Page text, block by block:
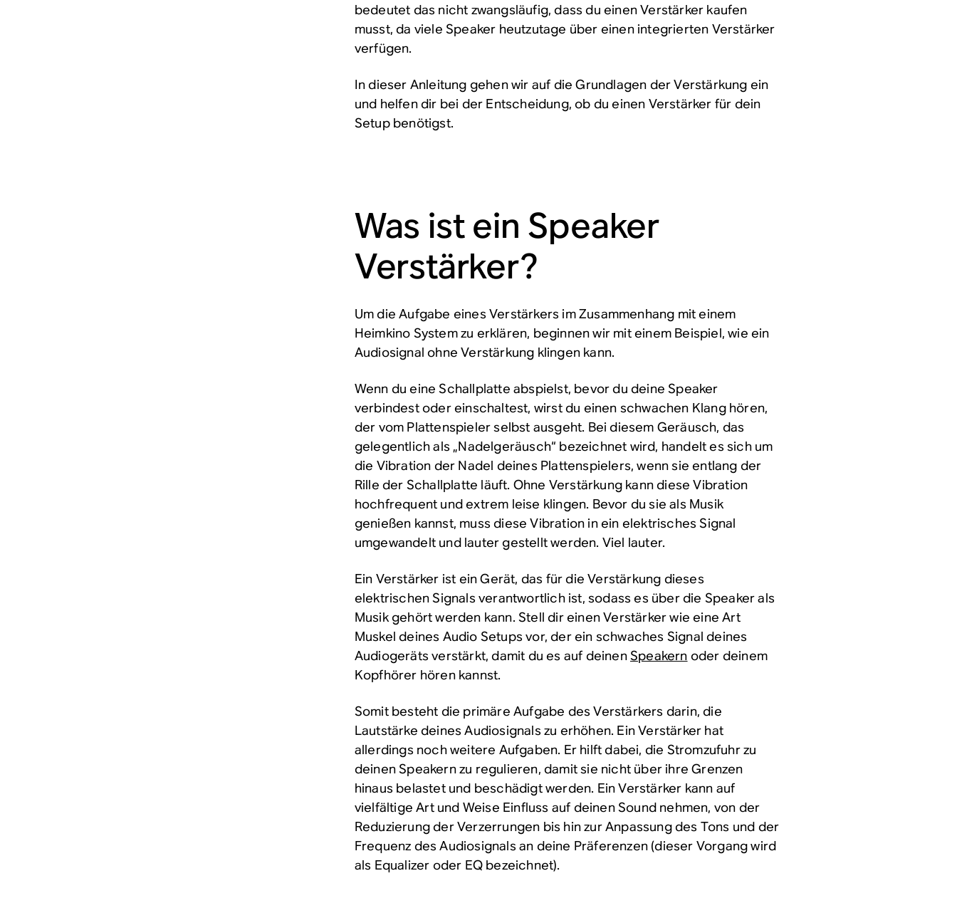
bedeutet das nicht zwangsläufig, dass du einen Verstärker kaufen
musst, da viele Speaker heutzutage über einen integrierten Verstärker
verfügen.
In dieser Anleitung gehen wir auf die Grundlagen der Verstärkung ein
und helfen dir bei der Entscheidung, ob du einen Verstärker für dein
Setup benötigst.
Was ist ein Speaker
Verstärker?
Um die Aufgabe eines Verstärkers im Zusammenhang mit einem
Heimkino System zu erklären, beginnen wir mit einem Beispiel, wie ein
Audiosignalohne Verstärkung klingen kann.
Wenn du eine Schallplatte abspielst, bevor du deine Speaker
verbindest oder einschaltest, wirst du einen schwachen Klang hören,
der vom Plattenspieler selbst ausgeht. Bei diesem Geräusch, das
gelegentlich als „Nadelgeräusch“ bezeichnet wird, handelt es sich um
die Vibration der Nadel deines Plattenspielers, wenn sie entlang der
Rille der Schallplatte läuft. Ohne Verstärkung kann diese Vibration
hochfrequent und extrem leise klingen. Bevor du sie als Musik
genießen kannst, muss diese Vibration in ein elektrisches Signal
umgewandelt und lauter gestellt werden. Viel lauter.
Ein Verstärker ist ein Gerät, das für dieVerstärkung dieses
elektrischen Signals verantwortlich ist, sodass es über die Speaker als
Musik gehört werden kann. Stell dir einen Verstärker wie eine Art
Muskel deines Audio Setups vor, der ein schwaches Signal deines
Audiogeräts verstärkt, damit du es auf deinenSpeakern oder deinem
Kopfhörer hören kannst.
Somit besteht die primäre Aufgabe des Verstärkers darin, die
Lautstärke deines Audiosignals zu erhöhen. Ein Verstärker hat
allerdings noch weitere Aufgaben. Er hilft dabei, die Stromzufuhr zu
deinen Speakern zu regulieren, damit sie nicht über ihre Grenzen
hinaus belastet und beschädigt werden. Ein Verstärker kann auf
vielfältige Art und Weise Einfluss auf deinen Sound nehmen, von der
Reduzierung der Verzerrungen bis hin zur Anpassung des Tons und der
Frequenz des Audiosignals an deine Präferenzen (dieser Vorgang wird
als Equalizer oder EQ bezeichnet).